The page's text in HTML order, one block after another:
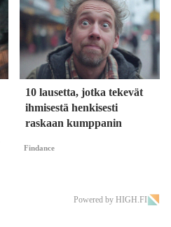
10 lausetta, jotka tekevät
ihmisestä henkisesti
raskaan kumppanin
Findance
Powered by HIGH.FI